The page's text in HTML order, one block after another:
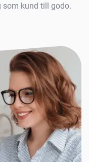
kund till godo.